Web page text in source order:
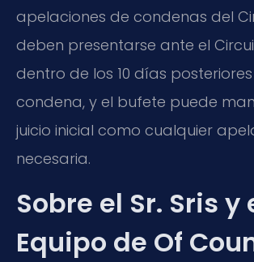
apelaciones de condenas del
deben presentarse ante el
dentro de los 10 días
condena, y el bufete puede
juicio inicial como cualquier
necesaria.
Sobre el Sr. Sris y
Equipo de Of